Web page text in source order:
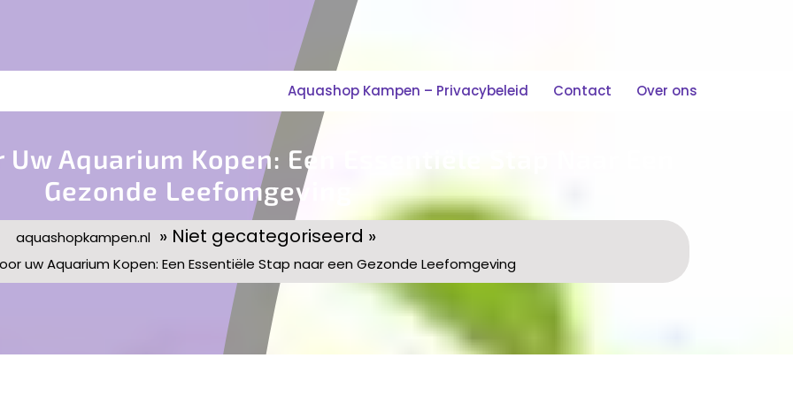
Aquashop Kampen – Privacybeleid Contact Over ons
Aquarium Kopen: Een Essentiële Stap Naar Een
Gezonde Leefomgeving
aquashopkampen.nl » Niet gecategoriseerd »
uw Aquarium Kopen: Een Essentiële Stap naar een Gezonde Leefomgeving